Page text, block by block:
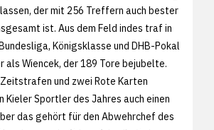
der mit 256 Treffern auch bester
ist. Aus dem Feld indes traf in
Königsklasse und DHB-Pokal
als Wiencek, der 189 Tore bejubelte.
und zwei Rote Karten
Kieler Sportler des Jahres auch einen
das gehört für den Abwehrchef des